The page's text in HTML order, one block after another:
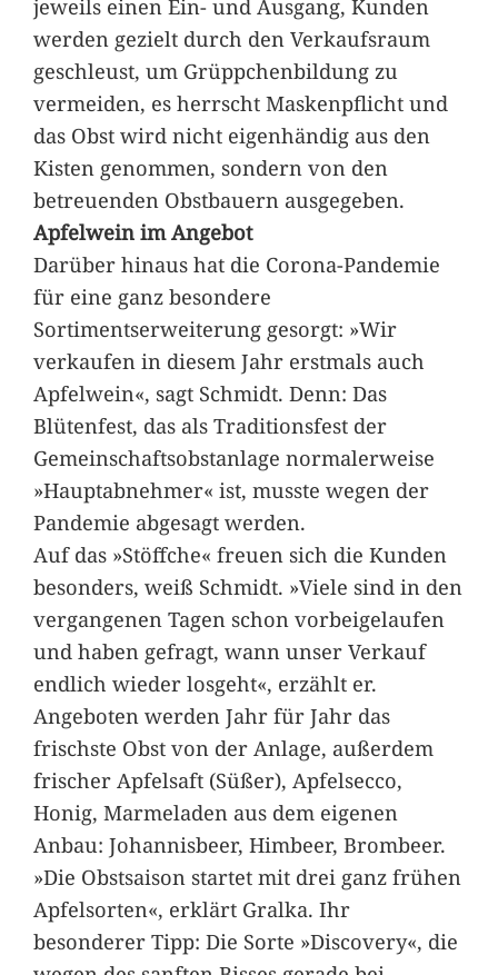
jeweils einen Ein- und Ausgang, Kunden
werden gezielt durch den Verkaufsraum
geschleust, um Grüppchenbildung zu
vermeiden, es herrscht Maskenpflicht und
das Obst wird nicht eigenhändig aus den
Kisten genommen, sondern von den
betreuenden Obstbauern ausgegeben.
Apfelwein im Angebot
Darüber hinaus hat die Corona-Pandemie
für eine ganz besondere
Sortimentserweiterung gesorgt: »Wir
verkaufen in diesem Jahr erstmals auch
Apfelwein«, sagt Schmidt. Denn: Das
Blütenfest, das als Traditionsfest der
Gemeinschaftsobstanlage normalerweise
»Hauptabnehmer« ist, musste wegen der
Pandemie abgesagt werden.
Auf das »Stöffche« freuen sich die Kunden
besonders, weiß Schmidt. »Viele sind in den
vergangenen Tagen schon vorbeigelaufen
und haben gefragt, wann unser Verkauf
endlich wieder losgeht«, erzählt er.
Angeboten werden Jahr für Jahr das
frischste Obst von der Anlage, außerdem
frischer Apfelsaft (Süßer), Apfelsecco,
Honig, Marmeladen aus dem eigenen
Anbau: Johannisbeer, Himbeer, Brombeer.
»Die Obstsaison startet mit drei ganz frühen
Apfelsorten«, erklärt Gralka. Ihr
besonderer Tipp: Die Sorte »Discovery«, die